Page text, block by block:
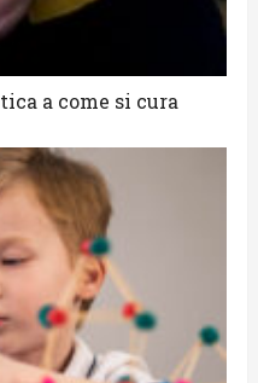
a come si cura